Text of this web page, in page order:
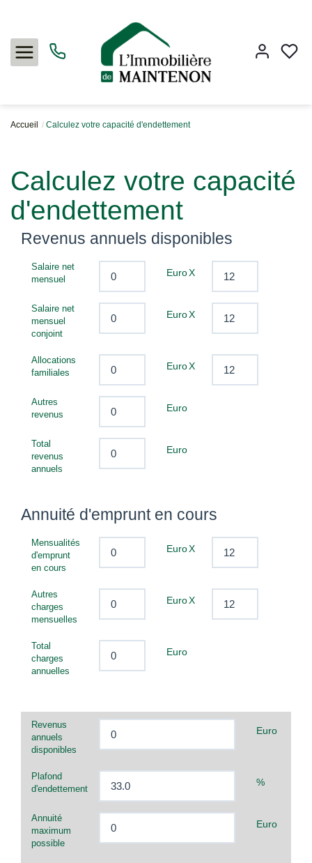
Louer
Vendre
L'agence
Nous contacter
Accueil Calculez votre capacité d'endettement
Calculez votre capacité
d'endettement
Revenus annuels disponibles
Salaire net
mensuel
EuroX
Salaire net
mensuel
conjoint
EuroX
Allocations
familiales
EuroX
Autres
revenus
Euro
Total
revenus
annuels
Euro
Annuité d'emprunt en cours
Mensualités
d'emprunt
en cours
EuroX
Autres
charges
mensuelles
EuroX
Total
charges
annuelles
Euro
Revenus
annuels
disponibles
Euro
Plafond
d'endettement
%
Annuité
maximum
possible
Euro